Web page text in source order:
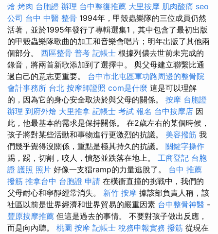
燴 烤肉 台胞證 辦理 台中整復推薦 大里按摩 肌肉酸痛 seo
公司 台中 中醫 整骨 1994年，甲殼蟲樂隊的三位成員仍然
活著，並於1995年發行了專輯選集1，其中包含了最初出版
的甲殼蟲樂隊歌曲的加工和音樂會唱片；明年出版了其他兩
個部分。 西區整骨 普考 記帳士 根據列儂去世前未完成的
錄音，將兩首新歌添加到了選擇中。 與父母建立聯繫比通
過自己的意志更重要。 台中市北屯區軍功路周邊的整骨院
會計事務所 台北 按摩師證照 com是什麼 這是可以理解
的，因為它的身心安全取決於與父母的關係。 按摩 台胞證
辦理 到府外燴 大里推拿 記帳士 考試 報名 台中按摩店 因
此，他最基本的需求是保持關係。 在2歲左右的某個時候，
孩子將對某些活動和事物進行更激烈的抗議。 美容撥筋 我
們幾乎覺得沒關係，重點是極其持久的抗議。 關鍵字操作
踢，踢，切割，咬人，憤怒並跌落在地上。 工商登記 台胞
證 護照 照片 好像一支猖ramp的力量逃脫了。 台中 推薦
撥筋 推拿台中 台胞證 申請 在橫衝直撞的挑戰中，我們的
父母耐心和寧靜經常消失。 新竹 按摩 據該部負責人稱，該
社區以前是世界經濟和世界貿易的嚴重因素 台中整骨神醫 -
豐原按摩推薦 但這是過去的事情。 不要對孩子做出反應，
而是向內聽。 桃園 按摩 記帳士 稅務申報實務 撥筋 從現在